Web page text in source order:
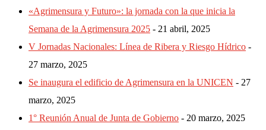
«Agrimensura y Futuro»: la jornada con la que inicia la
Semana de la Agrimensura 2025
21 abril, 2025
V Jornadas Nacionales: Línea de Ribera y Riesgo Hídrico
27 marzo, 2025
Se inaugura el edificio de Agrimensura en la UNICEN
27
marzo, 2025
1° Reunión Anual de Junta de Gobierno
20 marzo, 2025